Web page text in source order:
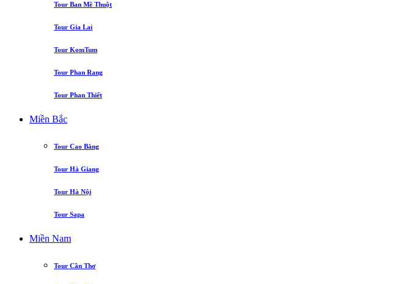
Tour Ban Mê Thuột
Tour Gia Lai
Tour KomTum
Tour Phan Rang
Tour Phan Thiết
Miền Bắc
Tour Cao Bằng
Tour Hà Giang
Tour Hà Nội
Tour Sapa
Miền Nam
Tour Cần Thơ